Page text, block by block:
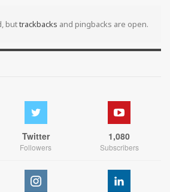
buttrackbacks and pingbacks are open.
Twitter
Followers
1,080
Subscribers